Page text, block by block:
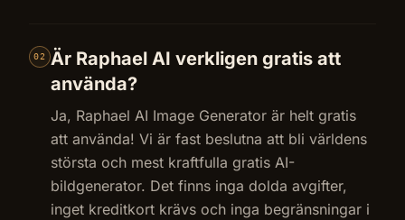
02
Är Raphael AI verkligen gratis att
använda?
Ja, Raphael AI Image Generator är helt gratis
att använda! Vi är fast beslutna att bli världens
största och mest kraftfulla gratis AI-
bildgenerator. Det finns inga dolda avgifter,
inget kreditkort krävs och inga begränsningar i